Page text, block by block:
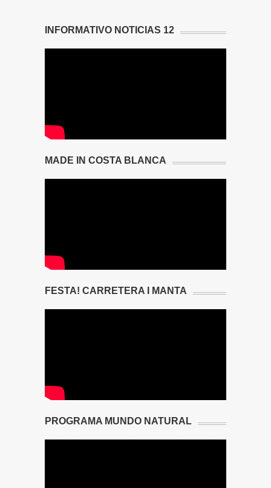
INFORMATIVO NOTICIAS 12
MADE IN COSTA BLANCA
FESTA! CARRETERA I MANTA
PROGRAMA MUNDO NATURAL